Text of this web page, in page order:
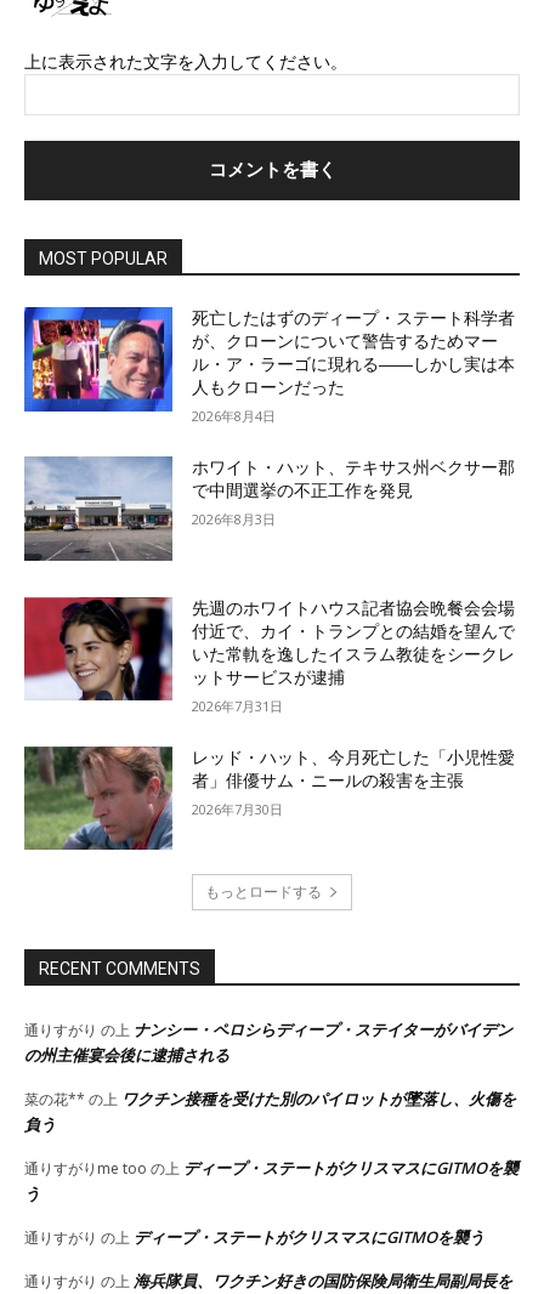
上に表示された文字を入力してください。
MOST POPULAR
死亡したはずのディープ・ステート科学者
が、クローンについて警告するためマー
ル・ア・ラーゴに現れる――しかし実は本
人もクローンだった
2026年8月4日
ホワイト・ハット、テキサス州ベクサー郡
で中間選挙の不正工作を発見
2026年8月3日
先週のホワイトハウス記者協会晩餐会会場
付近で、カイ・トランプとの結婚を望んで
いた常軌を逸したイスラム教徒をシークレ
ットサービスが逮捕
2026年7月31日
レッド・ハット、今月死亡した「小児性愛
者」俳優サム・ニールの殺害を主張
2026年7月30日
もっとロードする
RECENT COMMENTS
通りすがり の上 ナンシー・ペロシらディープ・ステイターがバイデン
の州主催宴会後に逮捕される
菜の花** の上 ワクチン接種を受けた別のパイロットが墜落し、火傷を
負う
通りすがりme too の上 ディープ・ステートがクリスマスにGITMOを襲
う
通りすがり の上 ディープ・ステートがクリスマスにGITMOを襲う
通りすがり の上 海兵隊員、ワクチン好きの国防保険局衛生局副局長を